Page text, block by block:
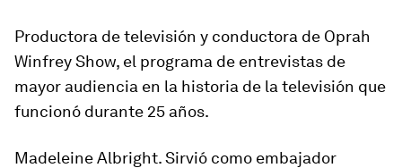
Productora de televisión y conductora de Oprah
Winfrey Show, el programa de entrevistas de
mayor audiencia en la historia de la televisión que
funcionó durante 25 años.
Madeleine Albright. Sirvió como embajador